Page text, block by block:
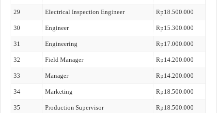
29 Electrical Inspection Engineer Rp18.500.000
30 Engineer Rp15.300.000
31 Engineering Rp17.000.000
32 Field Manager Rp14.200.000
33 Manager Rp14.200.000
34 Marketing Rp18.500.000
35 Production Supervisor Rp18.500.000